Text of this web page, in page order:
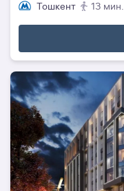
Тошкент
13 мин.